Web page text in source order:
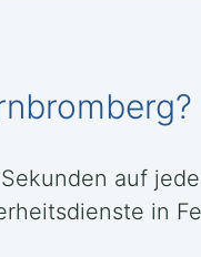
auf
in